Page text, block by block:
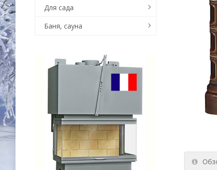
Для сада
Баня, сауна